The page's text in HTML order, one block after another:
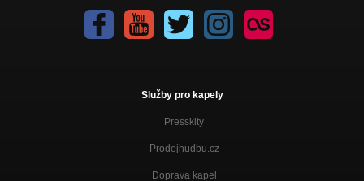
Služby pro kapely
Presskity
Prodejhudbu.cz
Doprava kapel